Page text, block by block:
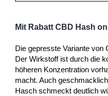
Mit Rabatt CBD Hash
Die gepresste Variante von
Der Wirkstoff ist durch die
höheren Konzentration
macht. Auch
Hasch schmeckt deutlich